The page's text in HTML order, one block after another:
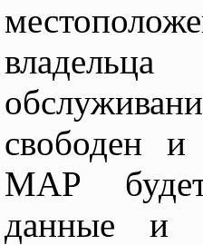
свободен
MAP
данные и